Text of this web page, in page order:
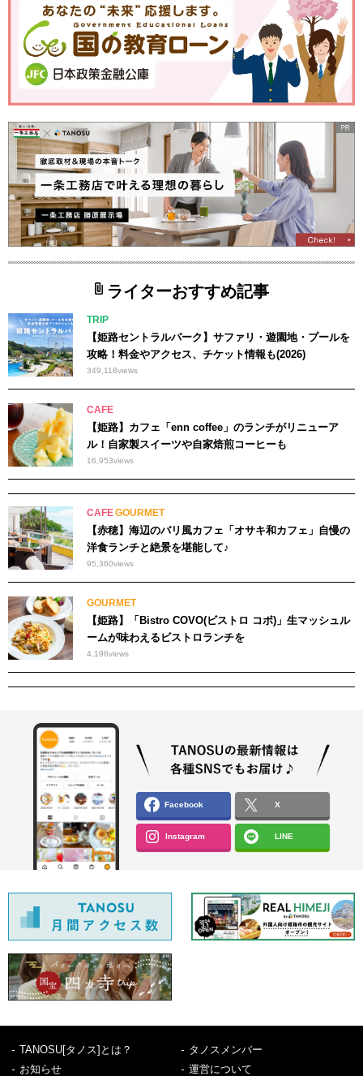
ライターおすすめ記事
TRIP
【姫路セントラルパーク】サファリ・遊園地・プールを
攻略！料金やアクセス、チケット情報も(2026)
349,118views
CAFE
【姫路】カフェ「enn coffee」のランチがリニューア
ル！自家製スイーツや自家焙煎コーヒーも
16,953views
CAFEGOURMET
【赤穂】海辺のバリ風カフェ「オサキ和カフェ」自慢の
洋食ランチと絶景を堪能して♪
95,360views
GOURMET
【姫路】「Bistro COVO(ビストロ コボ)」生マッシュル
ームが味わえるビストロランチを
4,198views
Facebook X
Instagram LINE
TANOSU[タノス]とは？
タノスメンバー
お知らせ
運営について